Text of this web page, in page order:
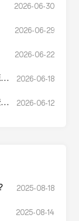
2026-06-30
2026-06-29
2026-06-22
2026-06-18
2026-06-12
2025-08-18
2025-08-14